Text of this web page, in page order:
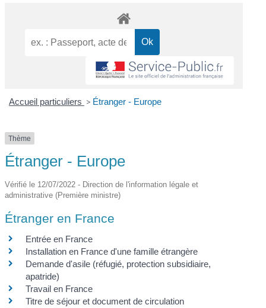
Accueil particuliers > Étranger - Europe
Thème
Étranger - Europe
Vérifié le 12/07/2022 - Direction de l'information légale et
administrative (Première ministre)
Étranger en France
Entrée en France
Installation en France d'une famille étrangère
Demande d'asile (réfugié, protection subsidiaire,
apatride)
Travail en France
Titre de séjour et document de circulation